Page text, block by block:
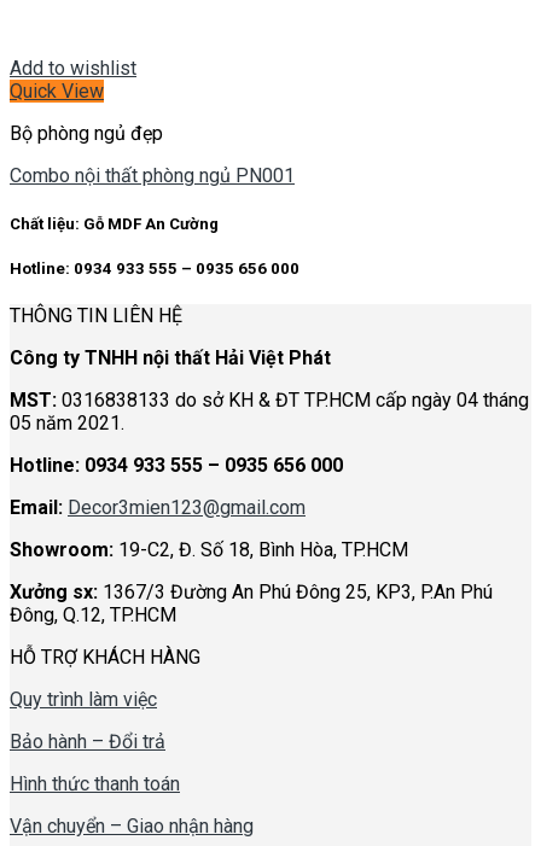
Add to wishlist
Quick View
Bộ phòng ngủ đẹp
Combo nội thất phòng ngủ PN001
Chất liệu: Gỗ MDF An Cường
Hotline: 0934 933 555 – 0935 656 000
THÔNG TIN LIÊN HỆ
Công ty TNHH nội thất Hải Việt Phát
MST: 0316838133 do sở KH & ĐT TP.HCM cấp ngày 04 tháng
05 năm 2021.
Hotline: 0934 933 555 – 0935 656 000
Email: Decor3mien123@gmail.com
Showroom: 19-C2, Đ. Số 18, Bình Hòa, TP.HCM
Xưởng sx: 1367/3 Đường An Phú Đông 25, KP3, P.An Phú
Đông, Q.12, TP.HCM
HỖ TRỢ KHÁCH HÀNG
Quy trình làm việc
Bảo hành – Đổi trả
Hình thức thanh toán
Vận chuyển – Giao nhận hàng